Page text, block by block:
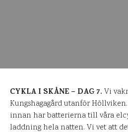
CYKLA I SKÅNE – DAG 7. Vi
Kungshagagård utanför
innan har batterierna till våra
laddning hela natten. Vi vet att